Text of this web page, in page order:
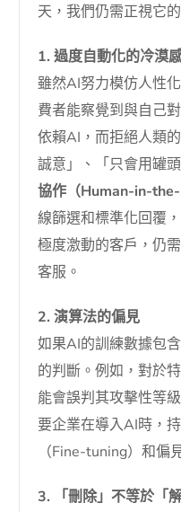
天，我們仍需正視它
1. 過度自動化的冷漠
雖然AI努力模仿人性
費者能察覺到與自己
依賴AI，而拒絕人類
誠意」、「只會用罐
協作（Human-in-the-
線篩選和標準化回覆
極度激動的客戶，仍
客服。
2. 演算法的偏見
如果AI的訓練數據包
的判斷。例如，對於
能會誤判其攻擊性等
要企業在導入AI時，
（Fine-tuning）和偏
3. 「刪除」不等於「解